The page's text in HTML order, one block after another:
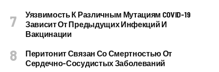
Уязвимость К Различным Мутациям COVID-19
Зависит От Предыдущих Инфекций И
Вакцинации
Перитонит Связан Со Смертностью От
Сердечно-Сосудистых Заболеваний